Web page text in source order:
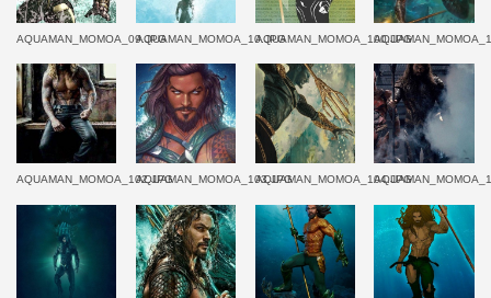
AQUAMAN_MOMOA_09.JPGAQUAMAN_MOMOA_10.JPGAQUAMAN_MOMOA_100.JPG
AQUAMAN_MOMOA_102.JPGAQUAMAN_MOMOA_103.JPGAQUAMAN_MOMOA_104.JPG